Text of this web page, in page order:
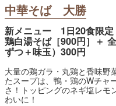
中華そば 大勝
新メニュー 1日20食限定
鶏白湯そば［900円］＋
ずつ＋味玉）300円
大量の鶏ガラ・丸鶏と香味野
たスープは、鴨・鶏のWチャ
さ！トッピングのネギ塩レモ
わいに！